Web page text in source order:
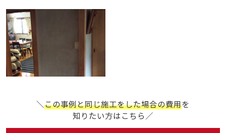
＼この事例と同じ施工をした場合の費用を
知りたい方はこちら／